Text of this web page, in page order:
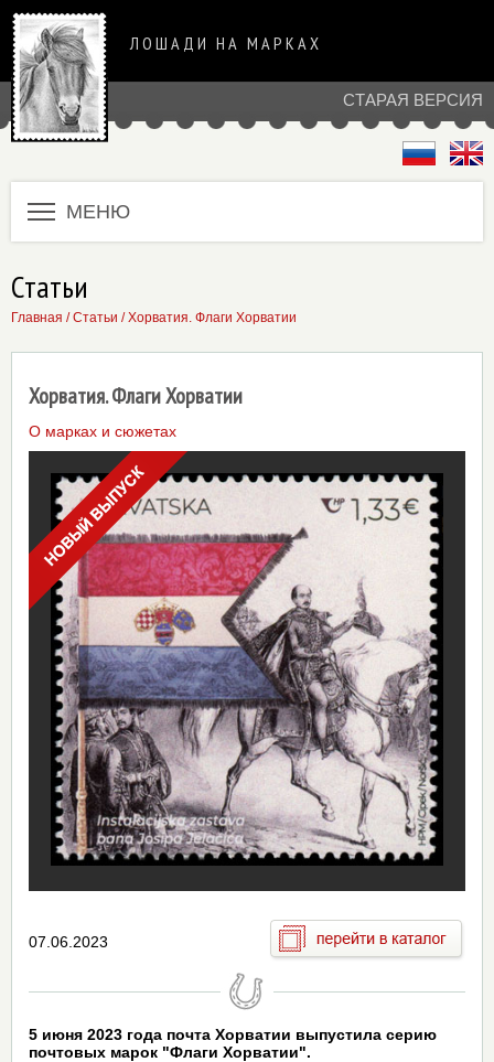
СТАРАЯ ВЕРСИЯ
ЛОШАДИ НА МАРКАХ
МЕНЮ
Статьи
Главная /Статьи / Хорватия. Флаги Хорватии
Хорватия. Флаги Хорватии
О марках и сюжетах
07.06.2023
5 июня 2023 года почта Хорватии выпустила серию
почтовых марок "Флаги Хорватии".